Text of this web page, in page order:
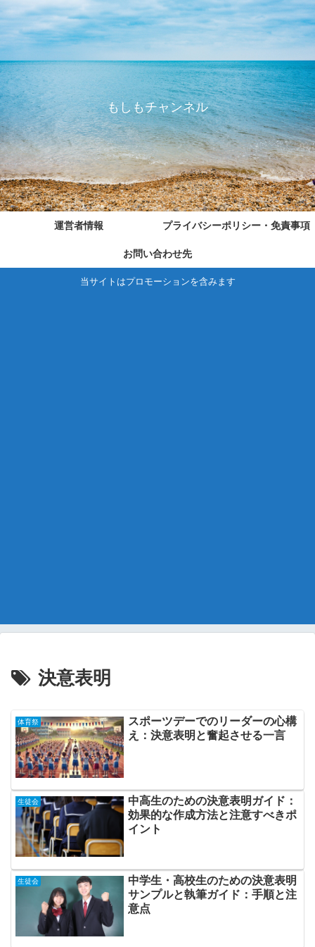
もしもチャンネル
運営者情報 プライバシーポリシー・免責事項
お問い合わせ先
当サイトはプロモーションを含みます
決意表明
体育祭
スポーツデーでのリーダーの心構
え：決意表明と奮起させる一言
生徒会
中高生のための決意表明ガイド：
効果的な作成方法と注意すべきポ
イント
生徒会
中学生・高校生のための決意表明
サンプルと執筆ガイド：手順と注
意点